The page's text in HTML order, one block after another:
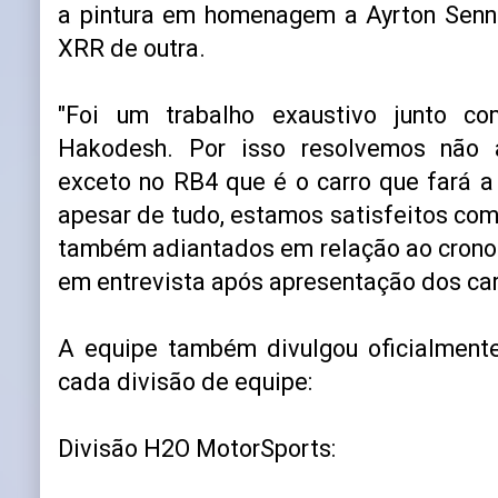
a pintura em homenagem a Ayrton
XRR de outra.
"Foi um trabalho exaustivo junto
Hakodesh. Por isso resolvemos não
exceto no RB4 que é o carro que fará
apesar de tudo, estamos satisfeitos
também adiantados em relação ao
em entrevista após apresentação dos
A equipe também divulgou
cada divisão de equipe:
Divisão H2O MotorSports: